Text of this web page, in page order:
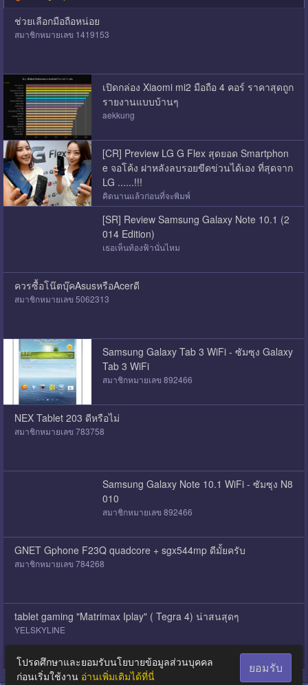
ช่วยเลือกมือถือหน่อย
สมาชิกหมายเลข 1419153
เปิดกล่อง Xiaomi mi2 มือถือ 4 คอร์ ราคาสุดถูก
รายงานแบบบ้านๆ
aekkung
[CR] Preview LG G Flex สุดยอด Smartphon
e จอโค้ง ฝาหลังลบรอยขีดข่วนได้เอง ที่สุดจาก
LG ......!!!
คิดนานแล้วก่อนที่จะพิมพ์
[SR] Review Samsung Galaxy Note 10.1 (2
014 Edition)
เธอเห็นท้องฟ้านั่นไหม
ควรซื้อโน๊ตบุ๊คAsusหรือAcerดี
สมาชิกหมายเลข 5062313
Samsung Galaxy Tab 3 WiFi - ซัมซุง Galaxy
Tab 3 WiFi
สมาชิกหมายเลข 892466
NEX Tablet 203 ดีหรือไม่
สมาชิกหมายเลข 783758
Samsung Galaxy Note 10.1 WiFi - ซัมซุง N8
010
สมาชิกหมายเลข 892466
GNET Gphone F23Q quadcore + sgx544mp ดีมั้ยครับ
สมาชิกหมายเลข 784268
tablet gaming "Matrimax Iplay" ( Tegra 4) น่าสนสุดๆ
YELSKYLINE
โปรดศึกษาและยอมรับนโยบายข้อมูลส่วนบุคคล
ก่อนเริ่มใช้งาน อ่านเพิ่มเติมได้ที่นี่
ยอมรับ